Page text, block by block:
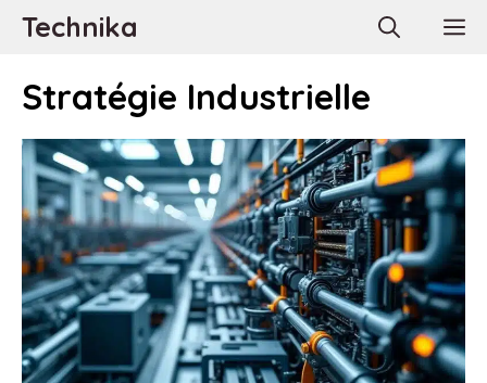
AllerTechnika
Stratégie Industrielle